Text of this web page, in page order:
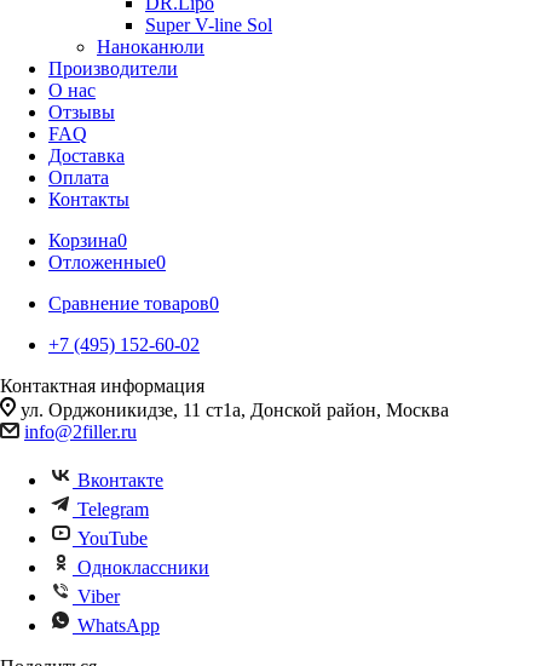
Super V-line Sol
Наноканюли
Производители
О нас
Отзывы
FAQ
Доставка
Оплата
Контакты
Корзина0
Отложенные0
Сравнение товаров0
+7 (495) 152-60-02
Контактная информация
ул. Орджоникидзе, 11 ст1а, Донской район, Москва
info@2filler.ru
Вконтакте
Telegram
YouTube
Одноклассники
Viber
WhatsApp